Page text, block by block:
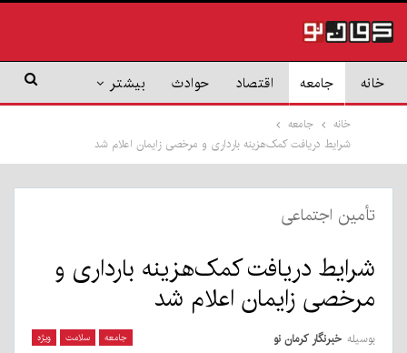
خانه جامعه اقتصاد حوادث بیشتر
خانه
جامعه
شرایط دریافت کمک‌هزینه بارداری و مرخصی زایمان اعلام شد
تأمین اجتماعی
شرایط دریافت کمک‌هزینه بارداری و
مرخصی زایمان اعلام شد
جامعه سلامت ویژه بوسیله خبرنگار کرمان نو